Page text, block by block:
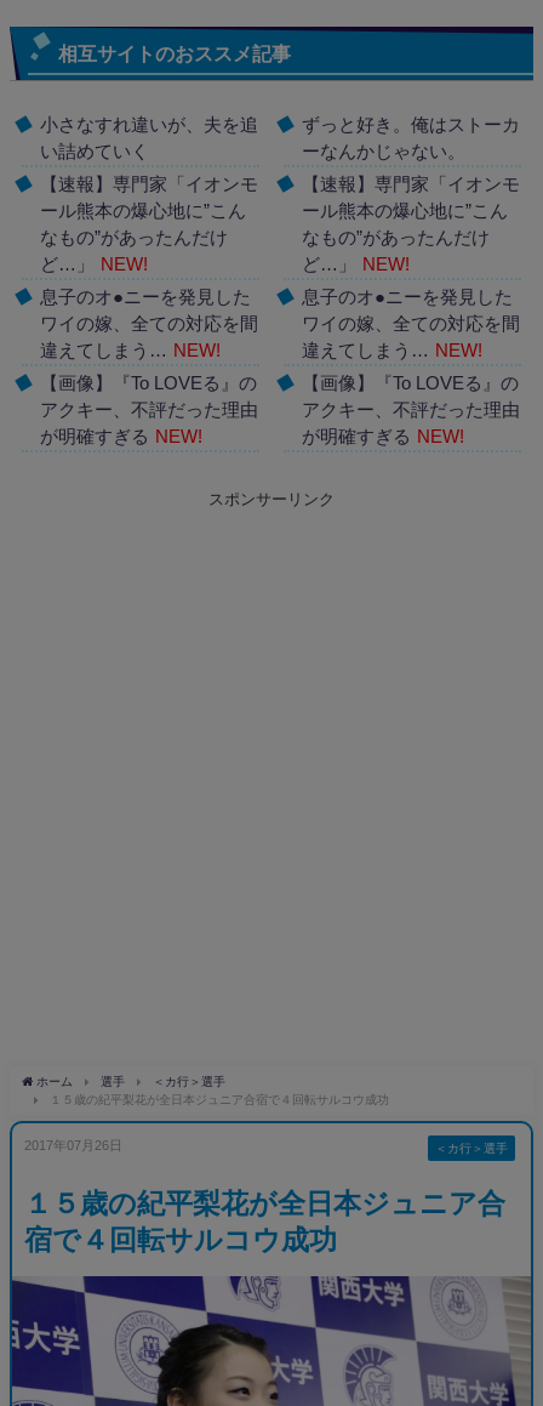
相互サイトのおススメ記事
小さなすれ違いが、夫を追
い詰めていく
【速報】専門家「イオンモ
ール熊本の爆心地に”こん
なもの”があったんだけ
ど…」
NEW!
息子のオ●ニーを発見した
ワイの嫁、全ての対応を間
違えてしまう…
NEW!
【画像】『To LOVEる』の
アクキー、不評だった理由
が明確すぎる NEW!
ずっと好き。俺はストーカ
ーなんかじゃない。
【速報】専門家「イオンモ
ール熊本の爆心地に”こん
なもの”があったんだけ
ど…」
NEW!
息子のオ●ニーを発見した
ワイの嫁、全ての対応を間
違えてしまう…
NEW!
【画像】『To LOVEる』の
アクキー、不評だった理由
が明確すぎる NEW!
RSS
スポンサーリンク
ホーム 選手
＜カ行＞選手
１５歳の紀平梨花が全日本ジュニア合宿で４回転サルコウ成功
2017年07月26日 ＜カ行＞選手
１５歳の紀平梨花が全日本ジュニア合
宿で４回転サルコウ成功